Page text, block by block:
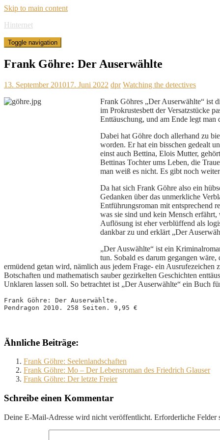
Skip to main content
Hinternet
Toggle navigation
Frank Göhre: Der Auserwählte
13. September 201017. Juni 2022 dpr Watching the detectives
Frank Göhres „Der Auserwählte“ ist
im Prokrustesbett der Versatzstücke
Enttäuschung, und am Ende legt man
Dabei hat Göhre doch allerhand zu
worden. Er hat ein bisschen gedealt
einst auch Bettina, Elois Mutter,
Bettinas Tochter ums Leben, die
man weiß es nicht. Es gibt noch
Da hat sich Frank Göhre also ein
Gedanken über das unmerkliche
Entführungsroman mit entsprechend
was sie sind und kein Mensch
Auflösung ist eher verblüffend als
dankbar zu und erklärt „Der
„Der Auswählte“ ist ein
tun. Sobald es darum gegangen
ermüdend getan wird, nämlich aus jedem Frage- ein
Botschaften und mathematisch sauber gezirkelten Geschichten
Unklaren lassen soll. So betrachtet ist „Der Auserwählte“ ein Buch
Frank Göhre: Der Auserwählte.
Pendragon 2010. 258 Seiten. 9,95 €
Ähnliche Beiträge:
Frank Göhre: Seelenlandschaften
Frank Göhre: Mo – Der Lebensroman des Friedrich Glauser
Frank Göhre: Der letzte Freier
Schreibe einen Kommentar
Deine E-Mail-Adresse wird nicht veröffentlicht. Erforderliche Felder